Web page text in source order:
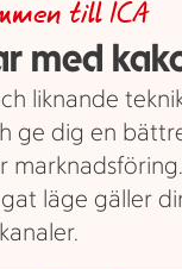
när
till ICA
med
liknande
ge dig en
läge gäller
kanaler.